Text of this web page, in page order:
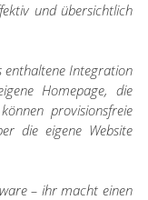
und übersichtlich
enthaltene Integration
Homepage, die
provisionsfreie
die eigene Website
– ihr macht einen